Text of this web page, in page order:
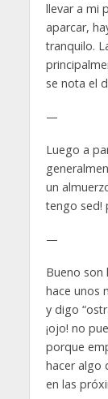
llevar a mi
aparcar,
tranquilo.
se nota el
—
Luego a
un
tengo sed!
—
Bueno son
hace unos
y digo
¡ojo! no
porque
hacer algo
en las